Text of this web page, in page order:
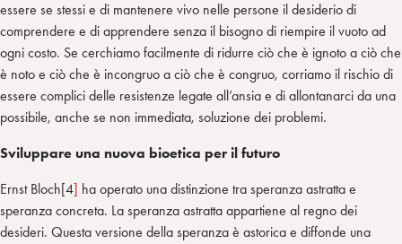
essere se stessi e di mantenere vivo nelle persone il desiderio di
comprendere e di apprendere senza il bisogno di riempire il vuoto ad
ogni costo. Se cerchiamo facilmente di ridurre ciò che è ignoto a ciò che
è noto e ciò che è incongruo a ciò che è congruo, corriamo il rischio di
essere complici delle resistenze legate all’ansia e di allontanarci da una
possibile, anche se non immediata, soluzione dei problemi.
Sviluppare una nuova bioetica per il futuro
Ernst Bloch[4] ha operato una distinzione tra speranza astratta e
speranza concreta. La speranza astratta appartiene al regno dei
desideri. Questa versione della speranza è astorica e diffonde una